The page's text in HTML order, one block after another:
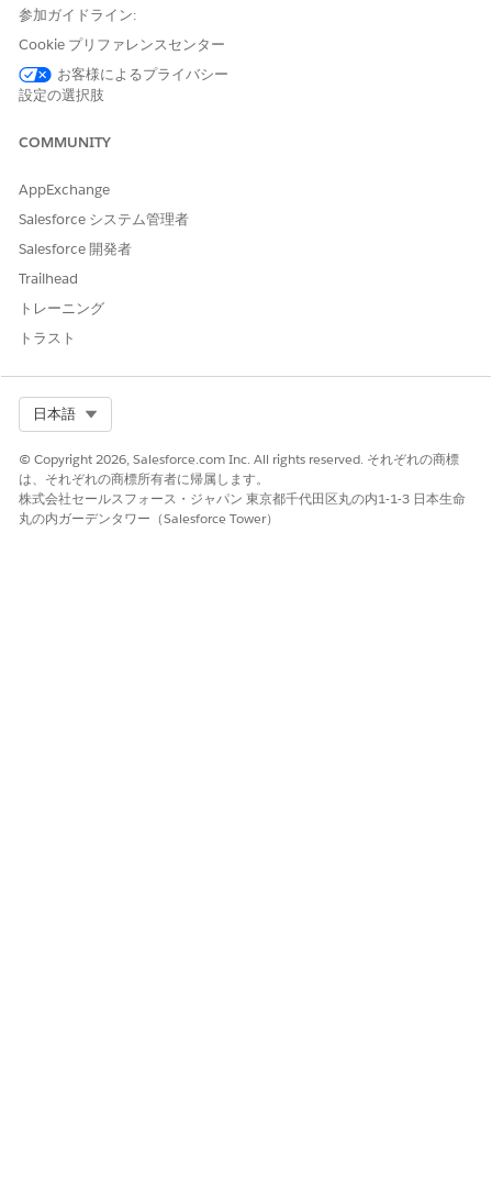
参加ガイドライン:
Cookie プリファレンスセンター
お客様によるプライバシー
設定の選択肢
COMMUNITY
AppExchange
Salesforce システム管理者
Salesforce 開発者
Trailhead
トレーニング
トラスト
日本語
© Copyright 2026, Salesforce.com Inc. All rights reserved. それぞれの商標
は、それぞれの商標所有者に帰属します。
株式会社セールスフォース・ジャパン 東京都千代田区丸の内1-1-3 日本生命
丸の内ガーデンタワー（Salesforce Tower）